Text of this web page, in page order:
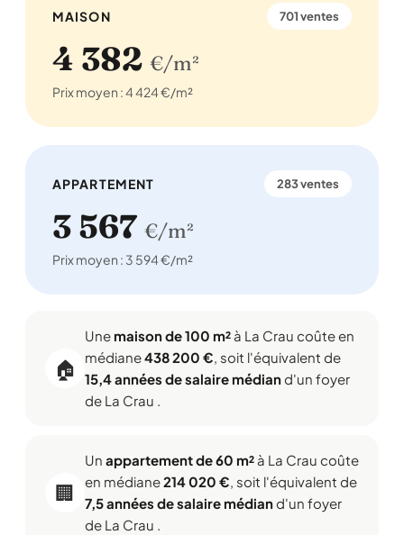
MAISON 701 ventes
4 382 €/m²
Prix moyen : 4 424 €/m²
APPARTEMENT 283 ventes
3 567 €/m²
Prix moyen : 3 594 €/m²
🏠
Une maison de 100 m² à La Crau coûte en
médiane438 200 €, soit l'équivalent de
15,4 années de salaire médiand'un foyer
de La Crau .
🏢
Un appartement de 60 m² à La Crau coûte
en médiane214 020 €, soit l'équivalent de
7,5 années de salaire médiand'un foyer
de La Crau .